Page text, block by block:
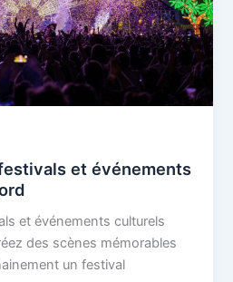
et événements
et événements culturels
des scènes mémorables
un festival